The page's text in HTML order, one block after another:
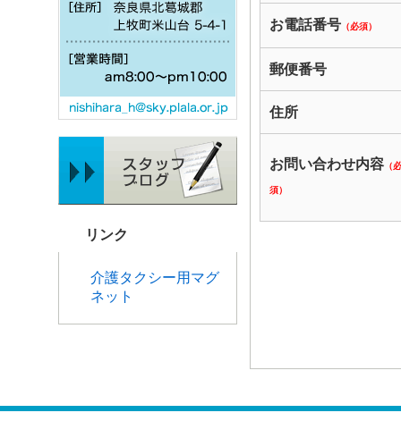
お電話番号 （必須）
郵便番号
住所
お問い合わせ内容 （必
須）
リンク
介護タクシー用マグ
ネット